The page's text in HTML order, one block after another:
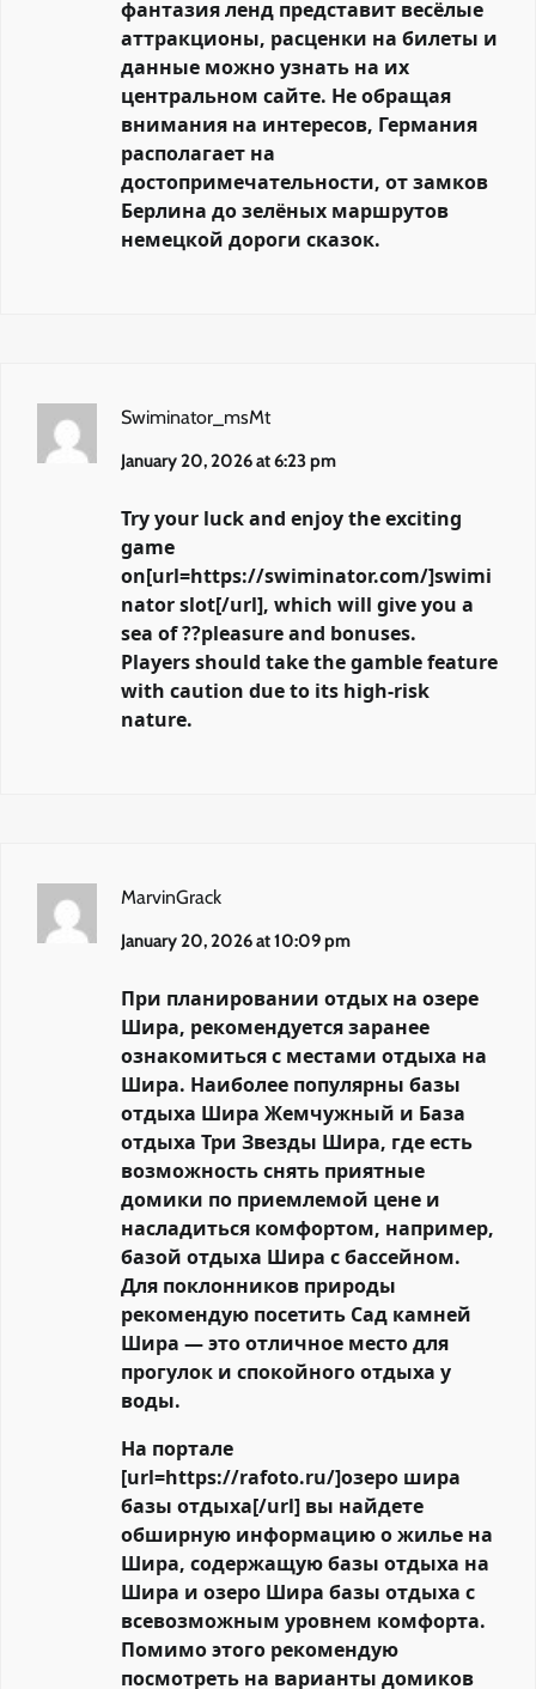
фантазия ленд представит весёлые
аттракционы, расценки на билеты и
данные можно узнать на их
центральном сайте. Не обращая
внимания на интересов, Германия
располагает на
достопримечательности, от замков
Берлина до зелёных маршрутов
немецкой дороги сказок.
Swiminator_msMt
January 20, 2026 at 6:23 pm
Try your luck and enjoy the exciting
game
on[url=https://swiminator.com/]swimi
nator slot[/url], which will give you a
sea of ??pleasure and bonuses.
Players should take the gamble feature
with caution due to its high-risk
nature.
MarvinGrack
January 20, 2026 at 10:09 pm
При планировании отдых на озере
Шира, рекомендуется заранее
ознакомиться с местами отдыха на
Шира. Наиболее популярны базы
отдыха Шира Жемчужный и База
отдыха Три Звезды Шира, где есть
возможность снять приятные
домики по приемлемой цене и
насладиться комфортом, например,
базой отдыха Шира с бассейном.
Для поклонников природы
рекомендую посетить Сад камней
Шира — это отличное место для
прогулок и спокойного отдыха у
воды.
На портале
[url=https://rafoto.ru/]озеро шира
базы отдыха[/url] вы найдете
обширную информацию о жилье на
Шира, содержащую базы отдыха на
Шира и озеро Шира базы отдыха с
всевозможным уровнем комфорта.
Помимо этого рекомендую
посмотреть на варианты домиков